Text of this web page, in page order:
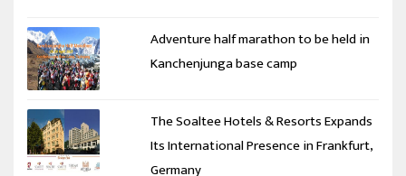
Adventure half marathon to be held in
Kanchenjunga base camp
The Soaltee Hotels & Resorts Expands
Its International Presence in Frankfurt,
Germany